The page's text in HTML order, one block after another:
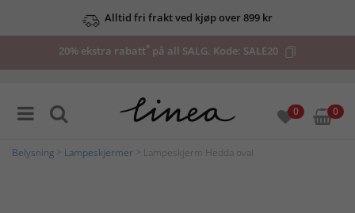
Alltid fri frakt ved kjøp over 899 kr
20% ekstra rabatt* på all SALG. Kode: SALE20
0 0
Belysning Lampeskjermer > Lampeskjerm Hedda oval